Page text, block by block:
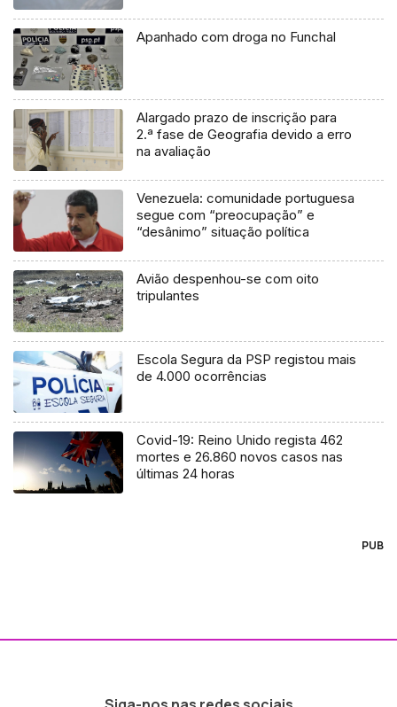
Apanhado com droga no Funchal
Alargado prazo de inscrição para
2.ª fase de Geografia devido a erro
na avaliação
Venezuela: comunidade portuguesa
segue com “preocupação” e
“desânimo” situação política
Avião despenhou-se com oito
tripulantes
Escola Segura da PSP registou mais
de 4.000 ocorrências
Covid-19: Reino Unido regista 462
mortes e 26.860 novos casos nas
últimas 24 horas
PUB